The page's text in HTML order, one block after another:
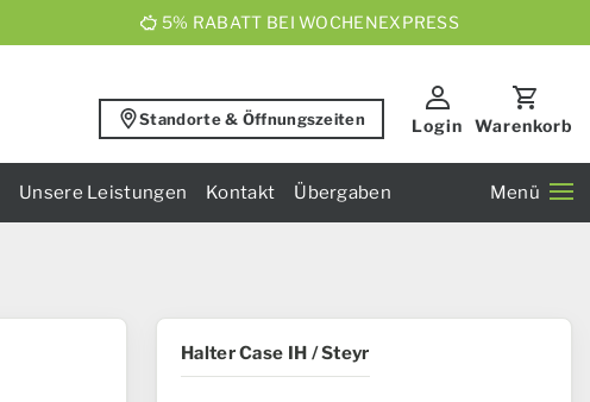
5% RABATT BEI WOCHENEXPRESS
Standorte & Öffnungszeiten Login Warenkorb
Unsere Leistungen Kontakt Übergaben Menü
Halter Case IH / Steyr